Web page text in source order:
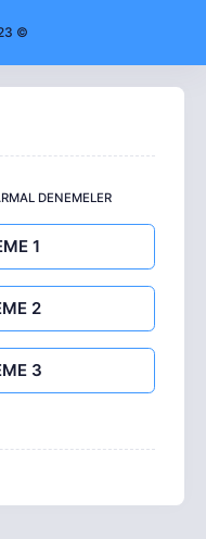
©
DENEMELER
1
2
3